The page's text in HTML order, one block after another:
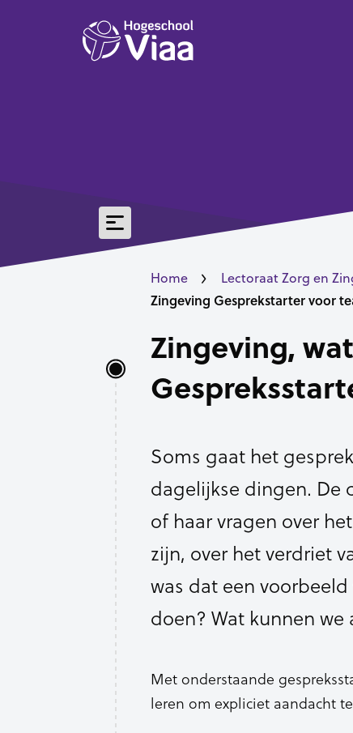
Home Lectoraat Zorg en
Zingeving Gesprekstarter voor
Zingeving,
Soms gaat het
dagelijkse dingen. De
of haar vragen over
zijn, over het verdriet
was dat een
doen? Wat kunnen
Met onderstaande
leren om expliciet aandacht